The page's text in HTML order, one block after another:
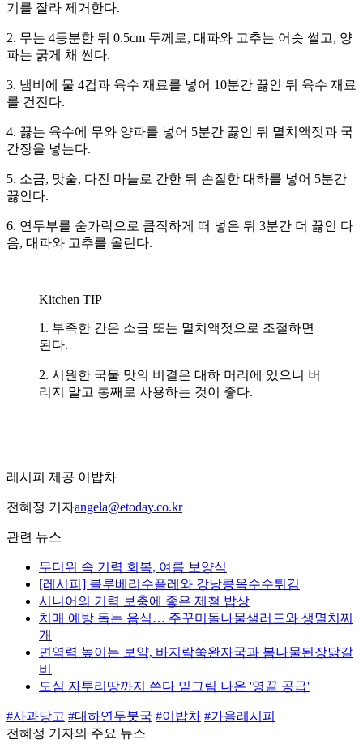
기를 잘라 제거한다.
2. 무는 4등분한 뒤 0.5cm 두께로, 대파와 고추는 어슷 썰고, 양
파는 굵게 채 썬다.
3. 냄비에 물 4컵과 육수 재료를 넣어 10분간 끓인 뒤 육수 재료
를 건진다.
4. 끓는 육수에 무와 양파를 넣어 5분간 끓인 뒤 멸치액젓과 국
간장을 넣는다.
5. 소금, 맛술, 다진 마늘로 간한 뒤 손질한 대하를 넣어 5분간
끓인다.
6. 연두부를 숟가락으로 큼직하게 떠 넣은 뒤 3분간 더 끓인 다
음, 대파와 고추를 올린다.
Kitchen TIP
1. 부족한 간은 소금 또는 멸치액젓으로 조절하면
된다.
2. 시원한 국물 맛의 비결은 대하 머리에 있으니 버
리지 말고 통째로 사용하는 것이 좋다.
레시피 제공 이밥차
전혜정 기자angela@etoday.co.kr
관련 뉴스
무더위 속 기력 회복, 여름 보양식
[레시피] 블루베리수플레와 강낭콩옥수수튀김
시니어의 기력 보충에 좋은 제철 밥상
치매 예방 돕는 음식… 주꾸미돌나물샐러드와 생멸치찌
개
면역력 높이는 보약, 바지락쑥완자국과 봄나물된장닭갈
비
도심 자투리땅까지 쓴다 밑그림 나온 '영끌 공급'
#사과당고 #대하연두붓국 #이밥차 #가을레시피
전혜정 기자의 주요 뉴스